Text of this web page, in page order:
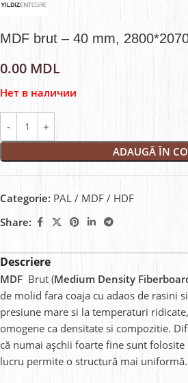
MDF brut – 40 mm,
0.00 MDL
Нет в наличии
ADAUGĂ ÎN
Categorie: PAL / MDF / HDF
Share:
Descriere
MDF Brut (Medium Density
de molid fara coaja cu adaos de rasini
presiune mare si la temperaturi
omogene ca densitate si compozitie.
că numai așchii foarte fine sunt
lucru permite o structură mai uniformă.